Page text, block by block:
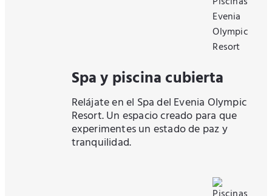
Spa y piscina cubierta
Relájate en el Spa del Evenia Olympic
Resort. Un espacio creado para que
experimentes un estado de paz y
tranquilidad.